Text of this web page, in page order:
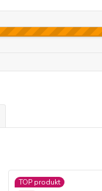
TOP produkt